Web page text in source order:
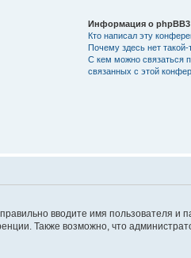
Информация о phpBB3
Кто написал эту
Почему здесь нет
С кем можно связаться
связанных с этой
вводите имя пользователя и
Также возможно, что